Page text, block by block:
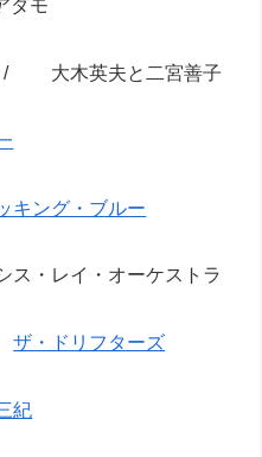
モ
大木英夫と二宮善子
キング・ブルー
レイ・オーケストラ
/ザ・ドリフターズ
紀